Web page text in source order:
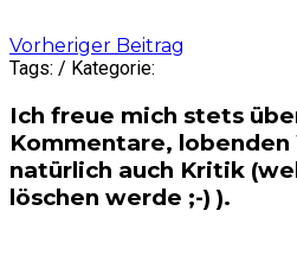
Post
navigation
Vorheriger Beitrag
Tags: / Kategorie:
Ich freue mich stets
Kommentare,
natürlich auch Kritik
löschen werde ;-) ).